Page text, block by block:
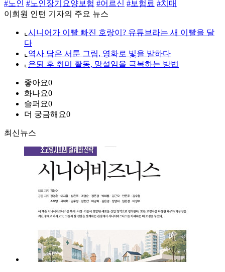
#노인 #노인장기요양보험 #어르신 #보험료 #치매
이희원 인턴 기자의 주요 뉴스
⌞ 시니어가 이빨 빠진 호랑이? 유튜브라는 새 이빨을 달
다
⌞ 역사 담은 서툰 그림, 영화로 빛을 발하다
⌞ 은퇴 후 취미 활동, 망설임을 극복하는 방법
좋아요0
화나요0
슬퍼요0
더 궁금해요0
최신뉴스